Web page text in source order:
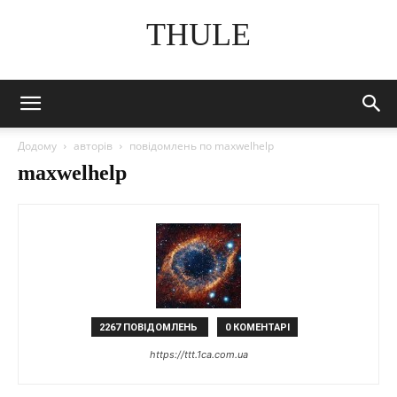
THULE
Додому авторів повідомлень по maxwelhelp
maxwelhelp
2267 ПОВІДОМЛЕНЬ 0 КОМЕНТАРІ
https://ttt.1ca.com.ua